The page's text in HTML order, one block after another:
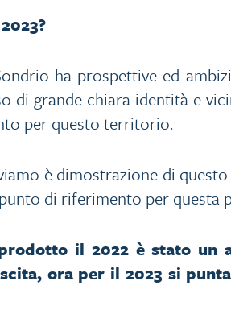
ha prospettive ed
di grande chiara identità e
per questo territorio.
è dimostrazione di
di riferimento per questa
il 2022 è stato un
ora per il 2023 si